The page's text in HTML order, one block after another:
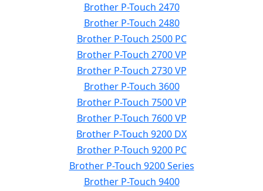
Brother P-Touch 2470
Brother P-Touch 2480
Brother P-Touch 2500 PC
Brother P-Touch 2700 VP
Brother P-Touch 2730 VP
Brother P-Touch 3600
Brother P-Touch 7500 VP
Brother P-Touch 7600 VP
Brother P-Touch 9200 DX
Brother P-Touch 9200 PC
Brother P-Touch 9200 Series
Brother P-Touch 9400